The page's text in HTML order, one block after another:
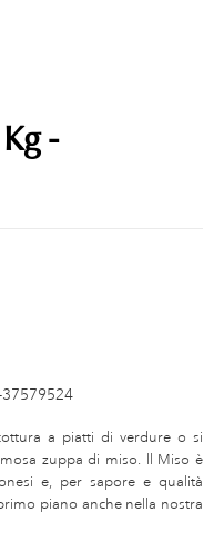
-
37579524
a piatti di verdure o si
zuppa di miso. ll Miso è
e, per sapore e qualità
piano anche nella nostra